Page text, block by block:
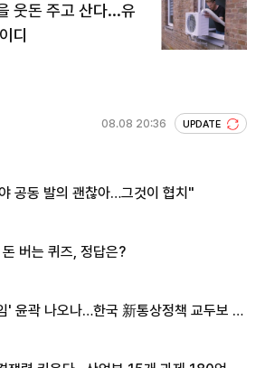
웃돈 주고 산다...유
디
08.08 20:36 UPDATE
공동 발의 괜찮아…그것이 협치"
버는 퀴즈, 정답은?
' 윤곽 나오나…한국 新통상정책 교두보 활